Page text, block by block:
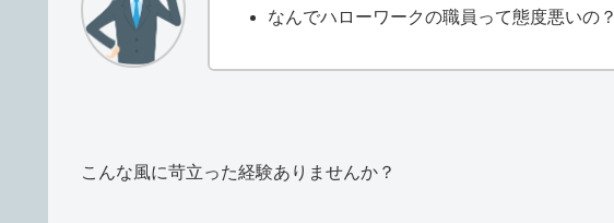
なんでハローワークの職員って態度悪いの？
こんな風に苛立った経験ありませんか？